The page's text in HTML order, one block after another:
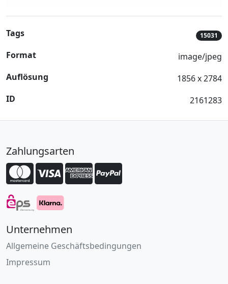
Tags 15031
Format
image/jpeg
Auflösung
1856 x 2784
ID
2161283
Zahlungsarten
Unternehmen
Allgemeine Geschäftsbedingungen
Impressum